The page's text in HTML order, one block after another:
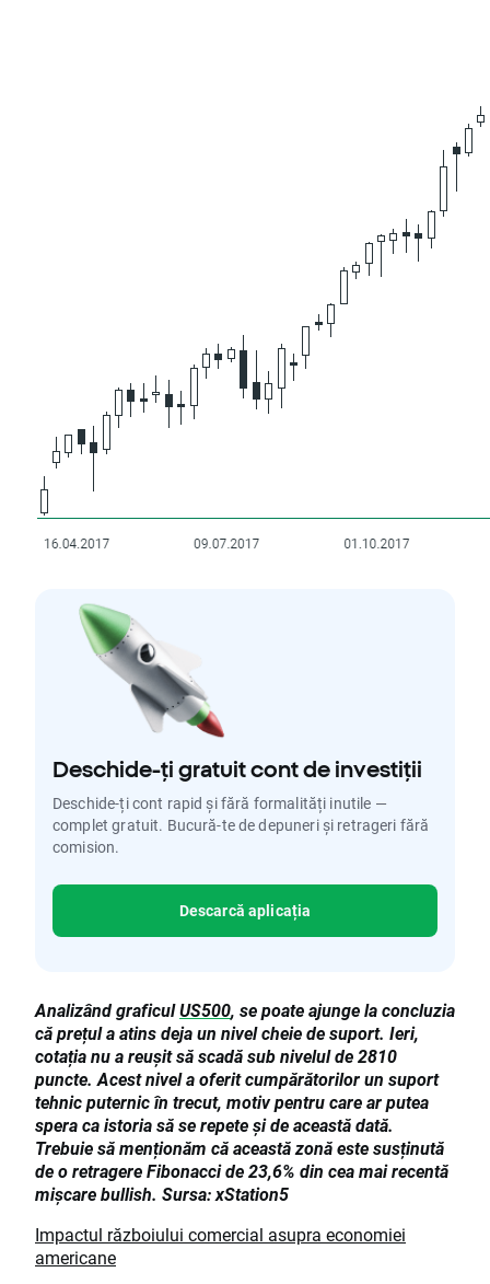
Deschide-ți gratuit cont de investiții
Deschide-ți cont rapid și fără formalități inutile —
complet gratuit. Bucură-te de depuneri și retrageri fără
comision.
Descarcă aplicația
Analizând graficulUS500, se poate ajunge la concluzia
că prețul a atins deja un nivel cheie de suport. Ieri,
cotația nu a reușit să scadă sub nivelul de 2810
puncte. Acest nivel a oferit cumpărătorilor un suport
tehnic puternic în trecut, motiv pentru care ar putea
spera ca istoria să se repete și de această dată.
Trebuie să menționăm că această zonă este susținută
de o retragere Fibonacci de 23,6% din cea mai recentă
mișcare bullish. Sursa: xStation5
Impactul războiului comercial asupra economiei
americane